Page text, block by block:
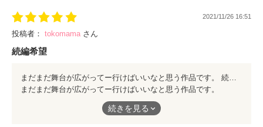
2021/11/26 16:51
投稿者： tokomama さん
続編希望
まだまだ舞台が広がってー行けばいいなと思う作品です。 続編が出来たらうれしいーです。
まだまだ舞台が広がってー行けばいいなと思う作品です。
続編が出来たらうれしいーです。
続きを見る